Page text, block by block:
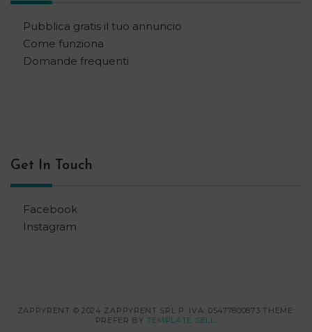
Pubblica gratis il tuo annuncio
Come funziona
Domande frequenti
Get In Touch
Facebook
Instagram
ZAPPYRENT © 2024 ZAPPYRENT SRL P. IVA: 05477800873 THEME:
PREFER BY TEMPLATE SELL